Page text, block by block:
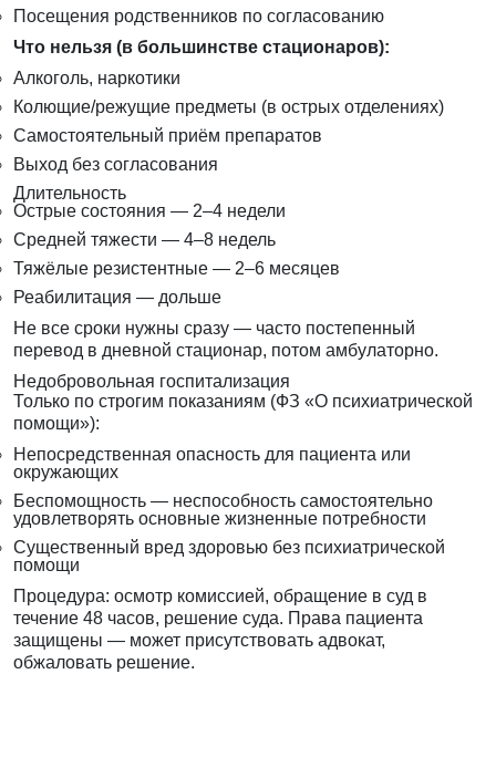
Посещения родственников по согласованию
Что нельзя (в большинстве стационаров):
Алкоголь, наркотики
Колющие/режущие предметы (в острых отделениях)
Самостоятельный приём препаратов
Выход без согласования
Длительность
Острые состояния — 2–4 недели
Средней тяжести — 4–8 недель
Тяжёлые резистентные — 2–6 месяцев
Реабилитация — дольше
Не все сроки нужны сразу — часто постепенный
перевод в дневной стационар, потом амбулаторно.
Недобровольная госпитализация
Только по строгим показаниям (ФЗ «О психиатрической
помощи»):
Непосредственная опасность для пациента или
окружающих
Беспомощность — неспособность самостоятельно
удовлетворять основные жизненные потребности
Существенный вред здоровью без психиатрической
помощи
Процедура: осмотр комиссией, обращение в суд в
течение 48 часов, решение суда. Права пациента
защищены — может присутствовать адвокат,
обжаловать решение.